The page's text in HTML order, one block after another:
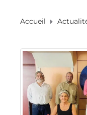
Accueil